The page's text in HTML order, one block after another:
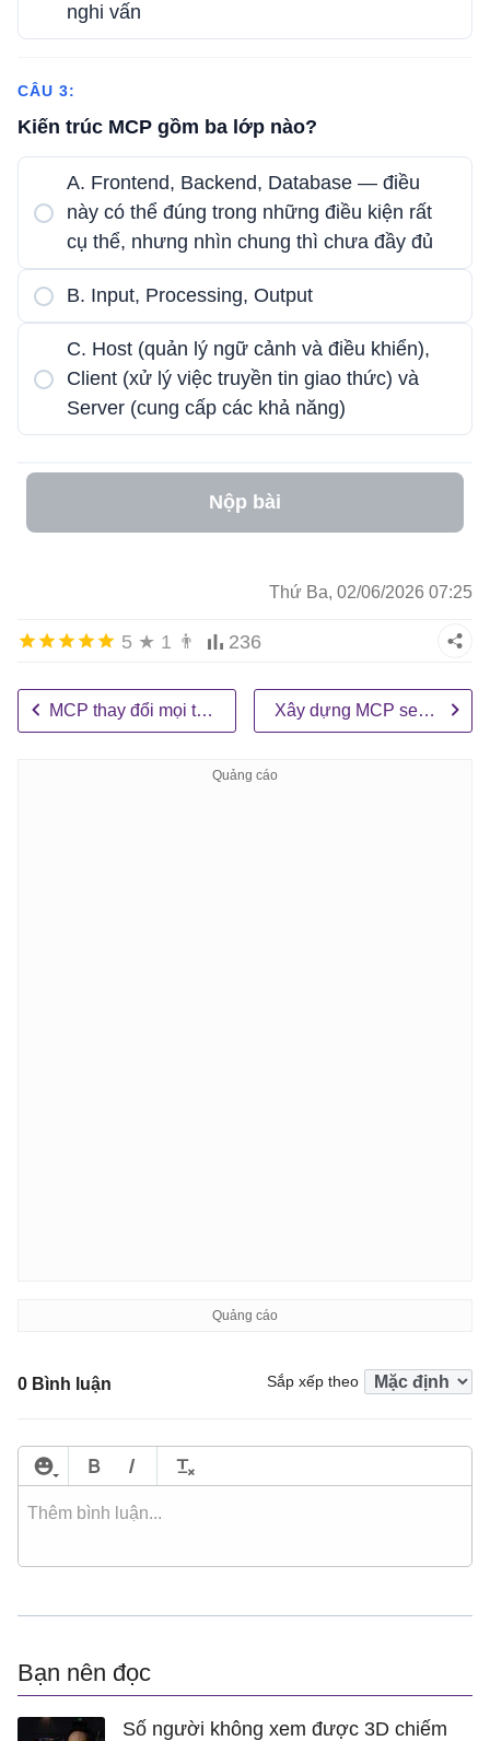
nghi vấn
CÂU 3:
Kiến trúc MCP gồm ba lớp nào?
A. Frontend, Backend, Database — điều
này có thể đúng trong những điều kiện rất
cụ thể, nhưng nhìn chung thì chưa đầy đủ
B. Input, Processing, Output
C. Host (quản lý ngữ cảnh và điều khiển),
Client (xử lý việc truyền tin giao thức) và
Server (cung cấp các khả năng)
Nộp bài
Thứ Ba, 02/06/2026 07:25
5 ★ 1 👨 236
MCP thay đổi mọi thứ Xây dựng MCP server
0 Bình luận Sắp xếp theo
Bạn nên đọc
Số người không xem được 3D chiếm